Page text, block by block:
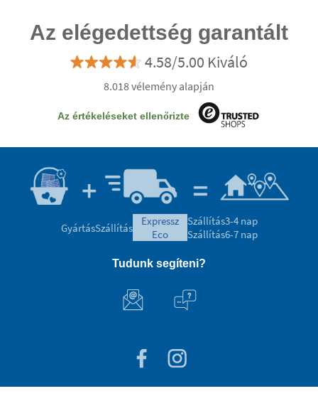
Az elégedettség garantált
4.58/5.00 Kiváló
8.018 vélemény alapján
Az értékeléseket ellenőrizte
GyártásSzállítás
expressz
eco
Szállítás3-4 nap
Szállítás6-7 nap
Tudunk segíteni?